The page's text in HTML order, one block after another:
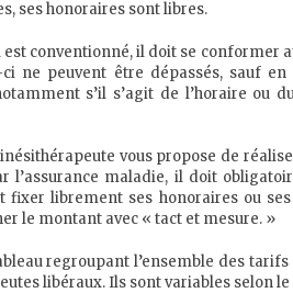
ses honoraires sont libres.
est conventionné, il doit se conformer
ne peuvent être dépassés, sauf en
s’il s’agit de l’horaire ou
vous propose de
l’assurance maladie, il doit
fixer librement ses honoraires ou
le montant avec « tact et mesure. »
regroupant l’ensemble des
libéraux. Ils sont variables selon le